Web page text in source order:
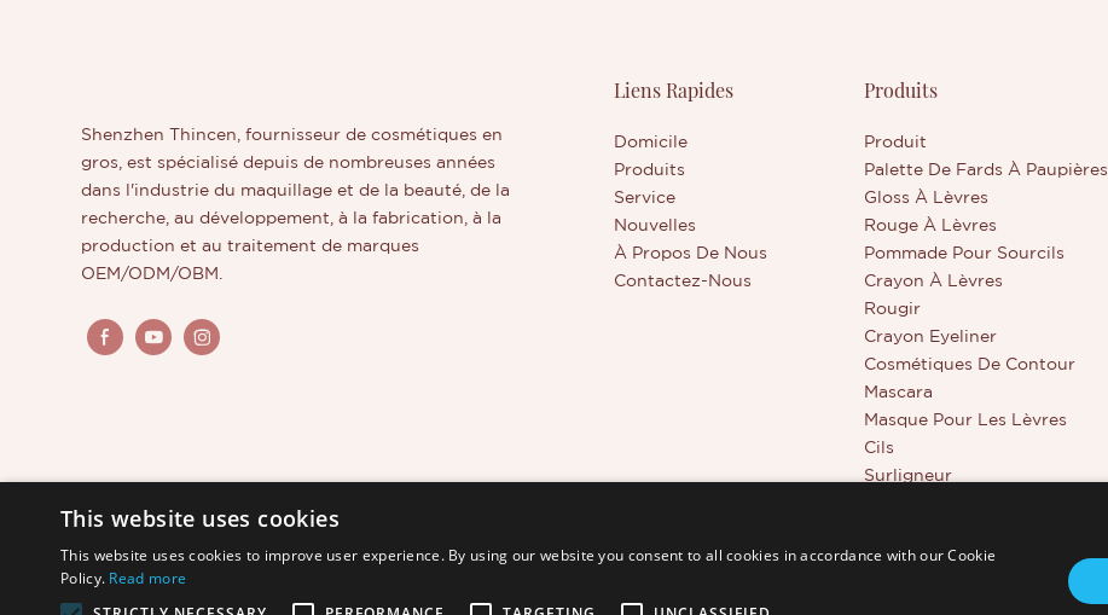
Shenzhen Thincen, fournisseur de cosmétiques en
gros, est spécialisé depuis de nombreuses années
dans l'industrie du maquillage et de la beauté, de la
recherche, au développement, à la fabrication, à la
production et au traitement de marques
OEM/ODM/OBM.
Liens Rapides
Domicile
Produits
Service
Nouvelles
À Propos De Nous
Contactez-Nous
Produits
Produit
Palette De Fards À Paupières
Gloss À Lèvres
Rouge À Lèvres
Pommade Pour Sourcils
Crayon À Lèvres
Rougir
Crayon Eyeliner
Cosmétiques De Contour
Mascara
Masque Pour Les Lèvres
Cils
Surligneur
This website uses cookies
This website uses cookies to improve user experience. By using our website you consent to all cookies in accordance with our Cookie
Policy. Read more